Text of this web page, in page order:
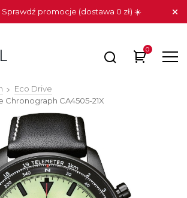
Sprawdź promocje (dostawa 0 zł) ☀️
0
Eco Drive
Chronograph CA4505-21X